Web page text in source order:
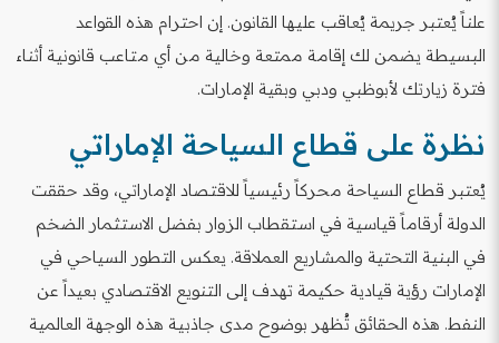
علناً يُعتبر جريمة يُعاقب عليها القانون. إن احترام هذه القواعد
البسيطة يضمن لك إقامة ممتعة وخالية من أي متاعب قانونية أثناء
فترة زيارتك لأبوظبي ودبي وبقية الإمارات.
نظرة على قطاع السياحة الإماراتي
يُعتبر قطاع السياحة محركاً رئيسياً للاقتصاد الإماراتي، وقد حققت
الدولة أرقاماً قياسية في استقطاب الزوار بفضل الاستثمار الضخم
في البنية التحتية والمشاريع العملاقة. يعكس التطور السياحي في
الإمارات رؤية قيادية حكيمة تهدف إلى التنويع الاقتصادي بعيداً عن
النفط. هذه الحقائق تُظهر بوضوح مدى جاذبية هذه الوجهة العالمية